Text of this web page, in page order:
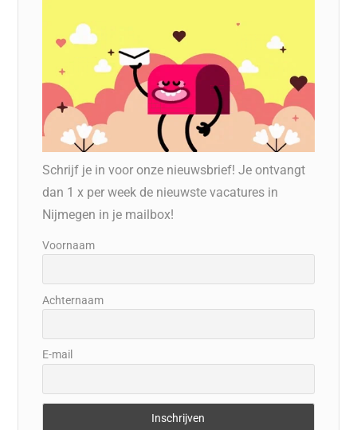
Schrijf je in voor onze nieuwsbrief! Je ontvangt
dan 1 x per week de nieuwste vacatures in
Nijmegen in je mailbox!
Voornaam
Achternaam
E-mail